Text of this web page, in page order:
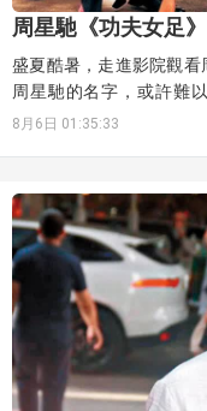
周星馳《功夫女足
走多遠？
盛夏酷暑，走進影院觀
周星馳的名字，或許難
力。
8月6日 01:35:33